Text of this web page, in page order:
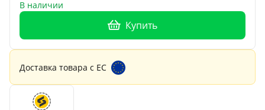
В наличии
Купить
Доставка товара с ЕС